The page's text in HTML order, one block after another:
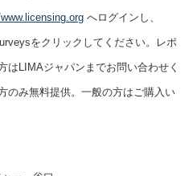
へログインし、
をクリックしてください。レポ
はLIMAジャパンまでお問い合わせく
のみ無料提供。一般の方はご購入い